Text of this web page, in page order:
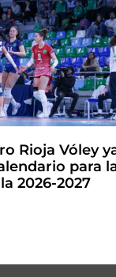
Rioja Vóley
para
2026-2027